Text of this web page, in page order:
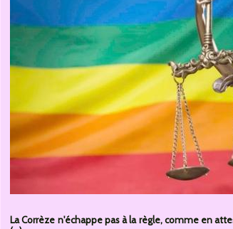
La Corrèze n'échappe pas à la règle, comme en